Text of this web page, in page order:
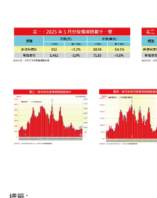
私隱政策
本網頁所提供資料僅作參考用途。
若因錯漏而引致任何不便或損失，中原按揭概
本網站採用無障礙網頁設計，如有任何問題，